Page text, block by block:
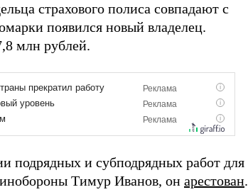
страхового полиса совпадают с
появился новый владелец.
млн рублей.
подрядных и субподрядных работ для
Тимур Иванов, он арестован.